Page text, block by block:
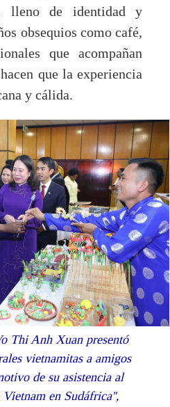
lleno de identidad y
obsequios como café,
que acompañan
que la experiencia
y cálida.
Thi Anh Xuan presentó
vietnamitas a amigos
de su asistencia al
en Sudáfrica'',